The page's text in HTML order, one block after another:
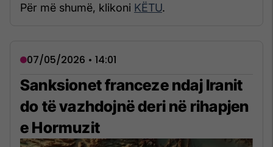
Për më shumë, klikoni KËTU.
07/05/2026 • 14:01
Sanksionet franceze ndaj Iranit
do të vazhdojnë deri në rihapjen
e Hormuzit